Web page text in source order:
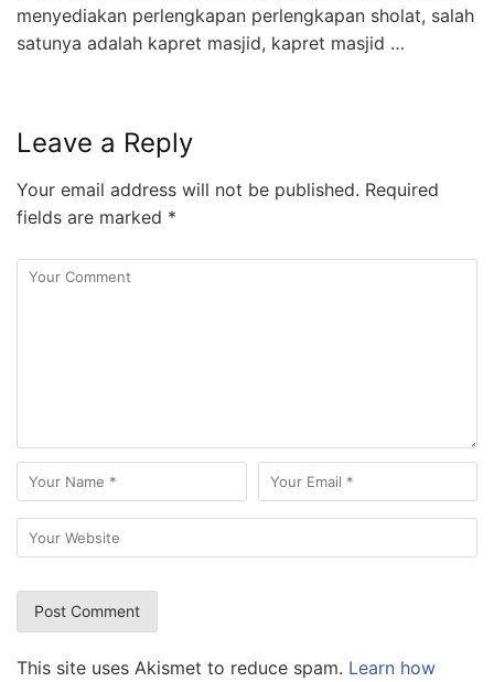
menyediakan perlengkapan perlengkapan sholat, salah
satunya adalah kapret masjid, kapret masjid …
Leave a Reply
Your email address will not be published. Required
fields are marked *
This site uses Akismet to reduce spam. Learn how